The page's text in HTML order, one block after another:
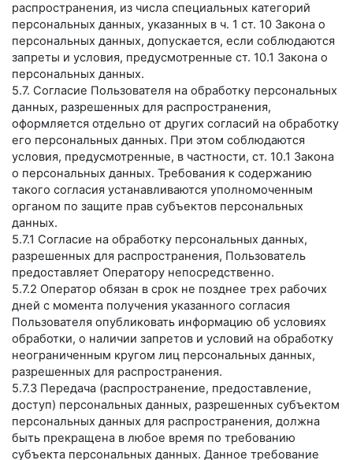
распространения, из числа специальных категорий
персональных данных, указанных в ч. 1 ст. 10 Закона о
персональных данных, допускается, если соблюдаются
запреты и условия, предусмотренные ст. 10.1 Закона о
персональных данных.
5.7. Согласие Пользователя на обработку персональных
данных, разрешенных для распространения,
оформляется отдельно от других согласий на обработку
его персональных данных. При этом соблюдаются
условия, предусмотренные, в частности, ст. 10.1 Закона
о персональных данных. Требования к содержанию
такого согласия устанавливаются уполномоченным
органом по защите прав субъектов персональных
данных.
5.7.1 Согласие на обработку персональных данных,
разрешенных для распространения, Пользователь
предоставляет Оператору непосредственно.
5.7.2 Оператор обязан в срок не позднее трех рабочих
дней с момента получения указанного согласия
Пользователя опубликовать информацию об условиях
обработки, о наличии запретов и условий на обработку
неограниченным кругом лиц персональных данных,
разрешенных для распространения.
5.7.3 Передача (распространение, предоставление,
доступ) персональных данных, разрешенных субъектом
персональных данных для распространения, должна
быть прекращена в любое время по требованию
субъекта персональных данных. Данное требование